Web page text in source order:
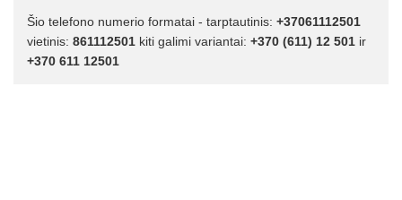
Šio telefono numerio formatai - tarptautinis: +37061112501
vietinis: 861112501 kiti galimi variantai: +370 (611) 12 501 ir
+370 611 12501